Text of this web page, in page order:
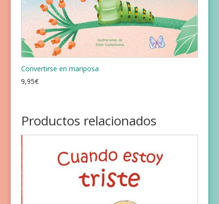
Convertirse en mariposa
9,95€
Productos relacionados